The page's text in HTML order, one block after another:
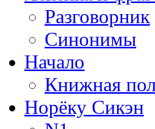
Разговорник
Синонимы
Начало
Книжная
Норёку Сикэн